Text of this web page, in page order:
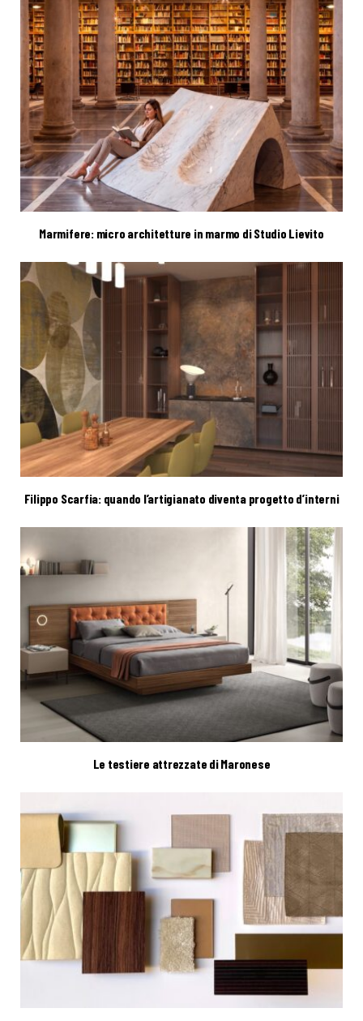
Marmifere: micro architetture in marmo di Studio Lievito
Filippo Scarfia: quando l’artigianato diventa progetto d’interni
Le testiere attrezzate di Maronese